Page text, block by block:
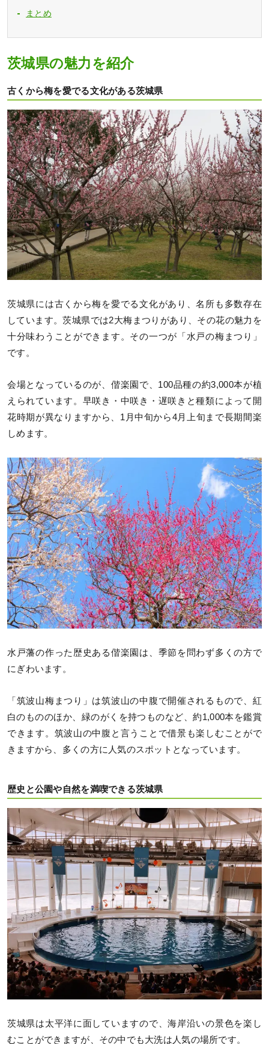
まとめ
茨城県の魅力を紹介
古くから梅を愛でる文化がある茨城県
茨城県には古くから梅を愛でる文化があり、名所も多数存在
しています。茨城県では2大梅まつりがあり、その花の魅力を
十分味わうことができます。その一つが「水戸の梅まつり」
です。
会場となっているのが、偕楽園で、100品種の約3,000本が植
えられています。早咲き・中咲き・遅咲きと種類によって開
花時期が異なりますから、1月中旬から4月上旬まで長期間楽
しめます。
水戸藩の作った歴史ある偕楽園は、季節を問わず多くの方で
にぎわいます。
「筑波山梅まつり」は筑波山の中腹で開催されるもので、紅
白のもののほか、緑のがくを持つものなど、約1,000本を鑑賞
できます。筑波山の中腹と言うことで借景も楽しむことがで
きますから、多くの方に人気のスポットとなっています。
歴史と公園や自然を満喫できる茨城県
茨城県は太平洋に面していますので、海岸沿いの景色を楽し
むことができますが、その中でも大洗は人気の場所です。